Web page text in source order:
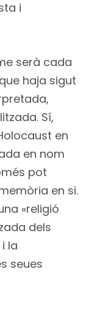
i
serà cada
haja sigut
Sí,
en
en nom
pot
en si.
«religió
dels
la
seues